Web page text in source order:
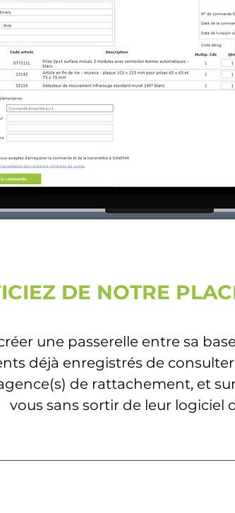
DE NOTRE
une passerelle entre sa
déjà enregistrés de
de rattachement, et
vous sans sortir de leur logiciel